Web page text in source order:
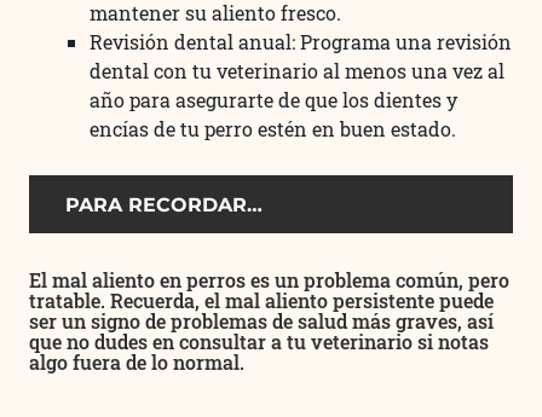
mantener su aliento fresco.
Revisión dental anual: Programa una revisión
dental con tu veterinario al menos una vez al
año para asegurarte de que los dientes y
encías de tu perro estén en buen estado.
PARA RECORDAR…
El mal aliento en perros es un problema común, pero
tratable. Recuerda, el mal aliento persistente puede
ser un signo de problemas de salud más graves, así
que no dudes en consultar a tu veterinario si notas
algo fuera de lo normal.